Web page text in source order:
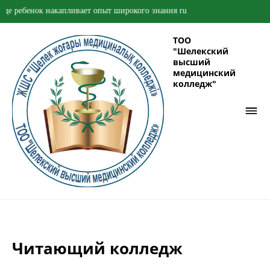
опыт широкого знания ru
ТОО
"Шелекский
высший
медицинский
колледж"
Читающий колледж